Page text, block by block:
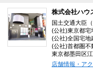
株式会社ハウ
国土交通大臣
(公社)東京都宅
(公社)全国宅地
(公社)首都圏不
東京都墨田区
店舗情報・ア